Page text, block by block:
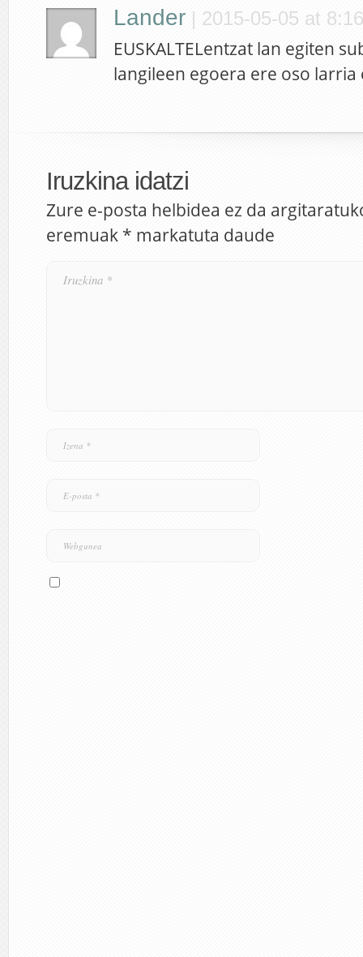
Lander | 2015-05-05 at 8:16
EUSKALTELentzat lan egiten
langileen egoera ere oso larria
Iruzkina idatzi
Zure e-posta helbidea ez da
eremuak * markatuta daude